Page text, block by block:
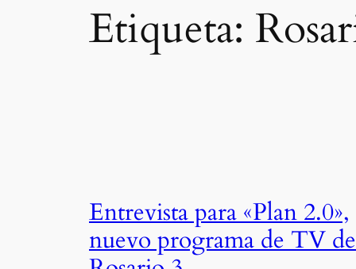
Etiqueta:
Entrevista para «Plan 2.0»,
nuevo programa de TV de